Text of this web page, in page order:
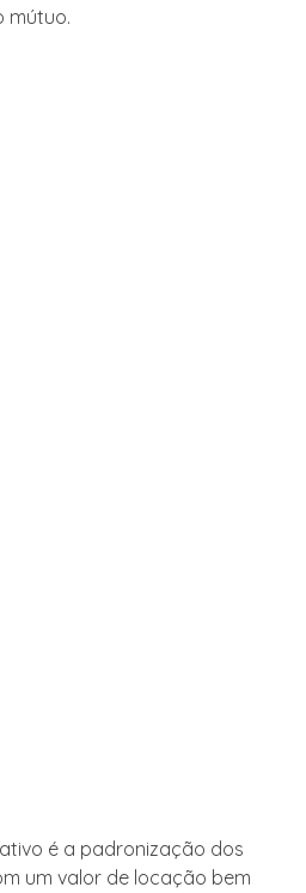
mútuo.
é a padronização dos
um valor de locação bem